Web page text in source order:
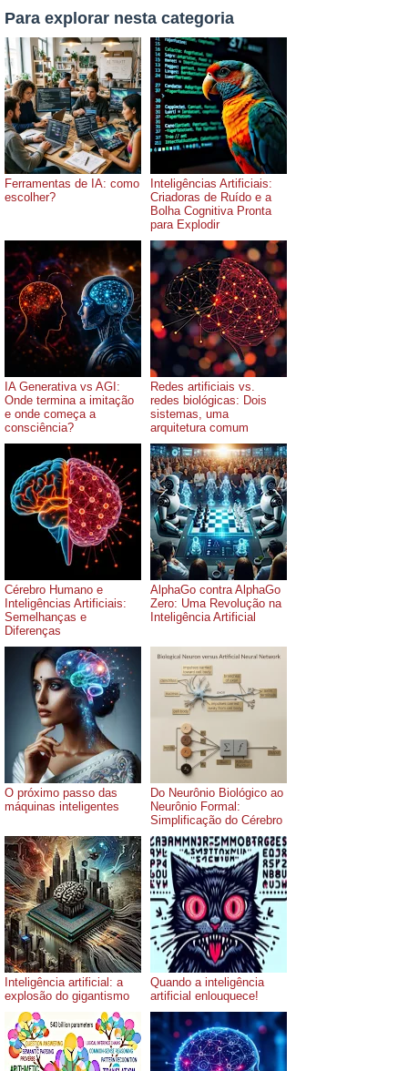
Para explorar nesta categoria
Ferramentas de IA: como
escolher?
Inteligências Artificiais:
Criadoras de Ruído e a
Bolha Cognitiva Pronta
para Explodir
IA Generativa vs AGI:
Onde termina a imitação
e onde começa a
consciência?
Redes artificiais vs.
redes biológicas: Dois
sistemas, uma
arquitetura comum
Cérebro Humano e
Inteligências Artificiais:
Semelhanças e
Diferenças
AlphaGo contra AlphaGo
Zero: Uma Revolução na
Inteligência Artificial
O próximo passo das
máquinas inteligentes
Do Neurônio Biológico ao
Neurônio Formal:
Simplificação do Cérebro
Inteligência artificial: a
explosão do gigantismo
Quando a inteligência
artificial enlouquece!